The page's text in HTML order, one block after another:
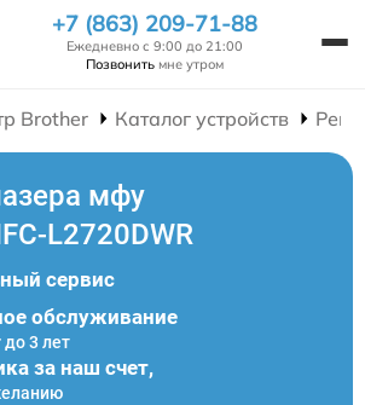
+7 (863) 209-71-88
Ежедневно с 9:00 до 21:00
Позвонить мне утром
Brother Каталог устройств
мфу
L2720DWR
сервис
обслуживание
3 лет
за наш счет,